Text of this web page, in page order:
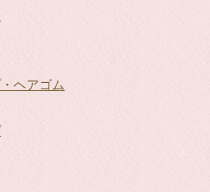
ヘアゴム